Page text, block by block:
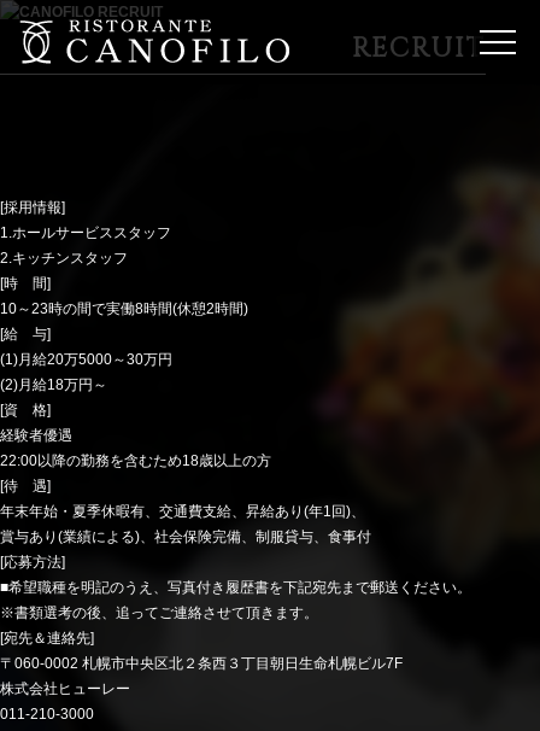
RECRUIT
[採用情報]
1.ホールサービススタッフ
2.キッチンスタッフ
[時 間]
10～23時の間で実働8時間(休憩2時間)
[給 与]
(1)月給20万5000～30万円
(2)月給18万円～
[資 格]
経験者優遇
22:00以降の勤務を含むため18歳以上の方
[待 遇]
年末年始・夏季休暇有、交通費支給、昇給あり(年1回)、
賞与あり(業績による)、社会保険完備、制服貸与、食事付
[応募方法]
■希望職種を明記のうえ、写真付き履歴書を下記宛先まで郵送ください。
※書類選考の後、追ってご連絡させて頂きます。
[宛先＆連絡先]
〒060-0002 札幌市中央区北２条西３丁目朝日生命札幌ビル7F
株式会社ヒューレー
011-210-3000